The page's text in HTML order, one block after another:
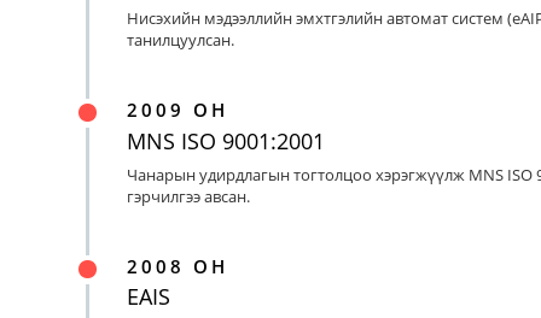
Нисэхийн мэдээллийн эмхтгэлийн автомат систем
танилцуулсан.
2009 ОН
MNS ISO 9001:2001
Чанарын удирдлагын тогтолцоо хэрэгжүүлж MNS ISO
гэрчилгээ авсан.
2008 ОН
EAIS